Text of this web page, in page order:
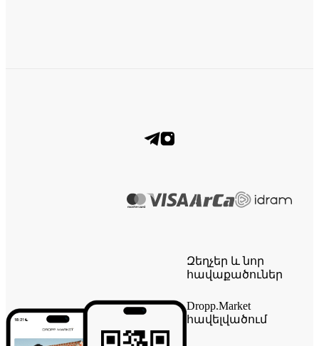
Զեղչեր և նոր
հավաքածուներ
Dropp.Market
հավելվածում